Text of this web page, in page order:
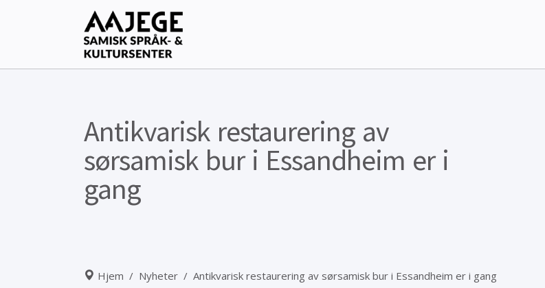
Antikvarisk restaurering av
sørsamisk bur i Essandheim er i
gang
Hjem / Nyheter / Antikvarisk restaurering av sørsamisk bur i Essandheim er i gang